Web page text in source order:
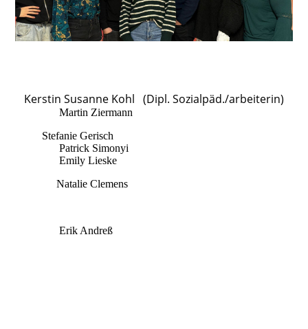
Kerstin Susanne Kohl (Dipl. Sozialpäd./arbeiterin)
Martin Ziermann
Stefanie Gerisch
Patrick Simonyi
Emily Lieske
Natalie Clemens
Erik Andreß